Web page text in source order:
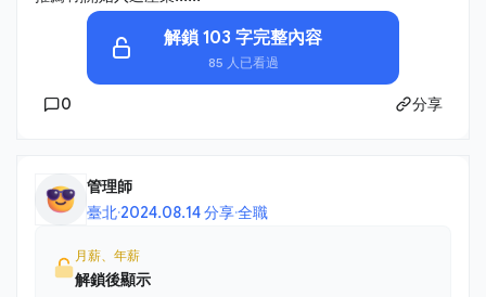
解鎖 103 字完整內容
85 人已看過
0 分享
管理師
臺北·2024.08.14 分享·全職
月薪、年薪
解鎖後顯示